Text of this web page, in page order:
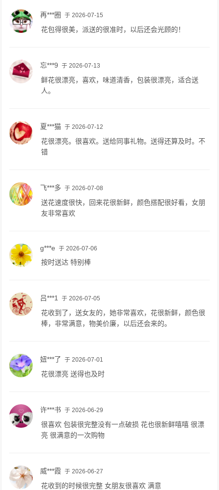
再***圈 于 2026-07-15
花包得很美，派送的很准时，以后还会光顾的！
忘***9 于 2026-07-13
鲜花很漂亮，喜欢，味道清香，包装很漂亮，适合送
人。
夏***猫 于 2026-07-12
花很漂亮。很喜欢。送给同事礼物。送得还算及时。不
错
飞***多 于 2026-07-08
送花速度很快，回来花很新鲜，颜色搭配很好看，女朋
友非常喜欢
g***e 于 2026-07-06
按时送达 特别棒
吕***1 于 2026-07-05
花收到了，送女友的，她非常喜欢，花很新鲜，颜色很
棒，非常满意，物美价廉，以后还会来的。
妞***了 于 2026-07-01
花很漂亮 送得也及时
许***书 于 2026-06-29
很喜欢 包装很完整没有一点破损 花也很新鲜嘻嘻 很漂
亮 很满意的一次购物
威***霞 于 2026-06-27
花收到的时候很完整 女朋友很喜欢 满意